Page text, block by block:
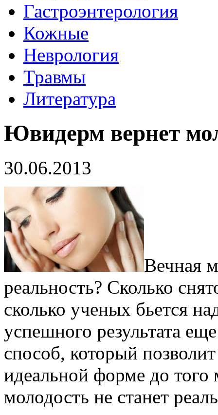
Гастроэнтерология
Кожные
Неврология
Травмы
Литература
Ювидерм вернет
30.06.2013
Вечная
реальность? Сколько
сколько ученых бьется
успешного результата
способ, который
идеальной форме до того
молодость не станет